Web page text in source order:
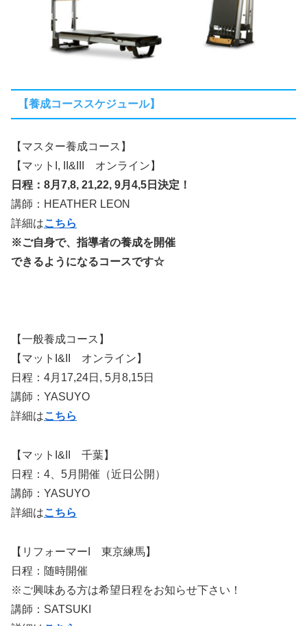
【養成コーススケジュール】
【マスター養成コース】
【マットI, II&III オンライン】
日程：8月7,8, 21,22, 9月4,5日決定！
講師：HEATHER LEON
詳細はこちら
※ご自身で、指導者の養成を開催
できるようになるコースです☆
【一般養成コース】
【マットI&II オンライン】
日程：4月17,24日, 5月8,15日
講師：YASUYO
詳細はこちら
【マットI&II 千葉】
日程：4、5月開催（近日公開）
講師：YASUYO
詳細はこちら
【リフォーマーI 東京練馬】
日程：随時開催
※ご興味ある方は希望日程をお知らせ下さい！
講師：SATSUKI